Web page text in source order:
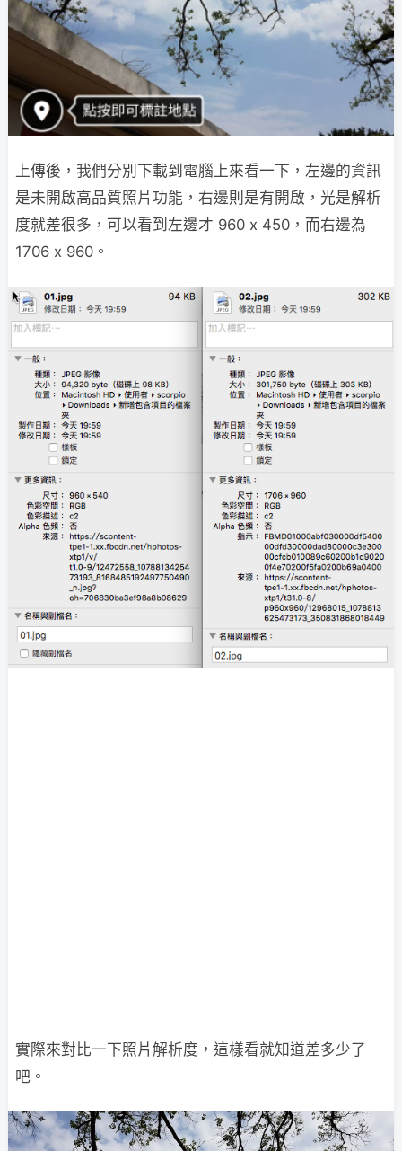
上傳後，我們分別下載到電腦上來看一下，左邊的資訊
是未開啟高品質照片功能，右邊則是有開啟，光是解析
度就差很多，可以看到左邊才 960 x 450，而右邊為
1706 x 960。
實際來對比一下照片解析度，這樣看就知道差多少了
吧。